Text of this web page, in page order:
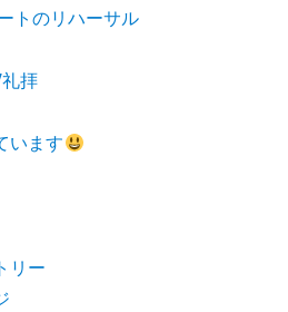
トのリハーサル
拝
います
リー